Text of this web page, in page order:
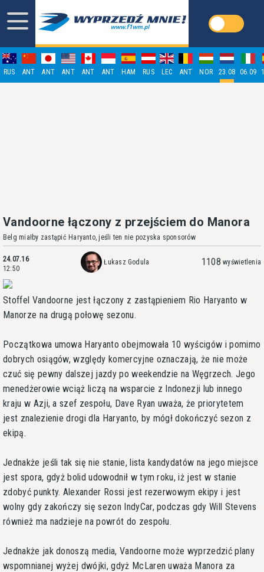
RUS ANT ANT ANT ANT ANT HAM RUS LEC ANT NOR 23.08 06.09
Vandoorne łączony z przejściem do Manora
Belg miałby zastąpić Haryanto, jeśli ten nie pozyska sponsorów
24.07.16
12:50
Łukasz Godula 1108 wyświetlenia
Stoffel Vandoorne jest łączony z zastąpieniem Rio Haryanto w
Manorze na drugą połowę sezonu.
Początkowa umowa Haryanto obejmowała 10 wyścigów i pomimo
dobrych osiągów, względy komercyjne oznaczają, że nie może
czuć się pewny dalszej jazdy po weekendzie na Węgrzech. Jego
menedżerowie wciąż liczą na wsparcie z Indonezji lub innego
kraju w Azji, a szef zespołu, Dave Ryan uważa, że priorytetem
jest znalezienie drogi dla Haryanto, by mógł dokończyć sezon z
ekipą.
Jednakże jeśli tak się nie stanie, lista kandydatów na jego miejsce
jest spora, gdyż bolid udowodnił w tym roku, iż jest w stanie
zdobyć punkty. Alexander Rossi jest rezerwowym ekipy i jest
wolny gdy zakończy się sezon IndyCar, podczas gdy Will Stevens
również ma nadzieje na powrót do zespołu.
Jednakże jak donoszą media, Vandoorne może wyprzedzić plany
wspomnianej wyżej dwójki, gdyż McLaren uważa Manora za